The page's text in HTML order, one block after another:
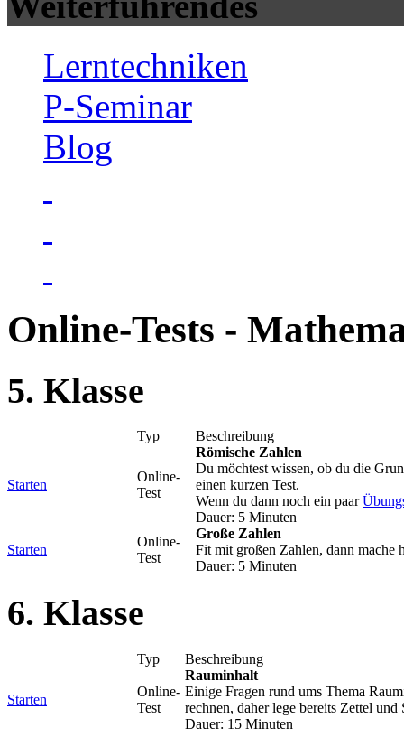
Lerntechniken
P-Seminar
Blog
Online-Tests -
5. Klasse
Typ Beschreibung
Starten
Online-
Test
Römische Zahlen
Du möchtest wissen, ob du die
einen kurzen Test.
Wenn du dann noch ein paar
Dauer: 5 Minuten
Starten
Online-
Test
Große Zahlen
Fit mit großen Zahlen, dann mache
Dauer: 5 Minuten
6. Klasse
Typ Beschreibung
Starten
Online-
Test
Rauminhalt
Einige Fragen rund ums Thema
rechnen, daher lege bereits Zettel und
Dauer: 15 Minuten